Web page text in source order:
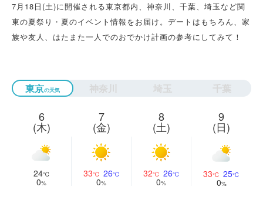
7月18日(土)に開催される東京都内、神奈川、千葉、埼玉など関
東の夏祭り・夏のイベント情報をお届け。デートはもちろん、家
族や友人、はたまた一人でのおでかけ計画の参考にしてみて！
東京 神奈川 埼玉 千葉
6
(木)
24
0
7
(金)
33 26
0
8
(土)
32 26
0
9
(日)
33 25
0